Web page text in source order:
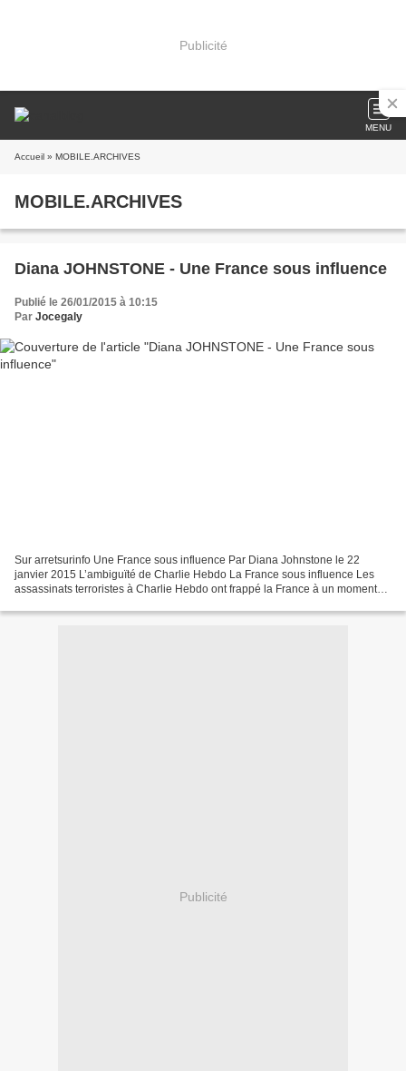
Publicité
MENU
Accueil » MOBILE.ARCHIVES
MOBILE.ARCHIVES
Diana JOHNSTONE - Une France sous influence
Publié le 26/01/2015 à 10:15
Par Jocegaly
Sur arretsurinfo Une France sous influence Par Diana Johnstone le 22
janvier 2015 L’ambiguïté de Charlie Hebdo La France sous influence Les
assassinats terroristes à Charlie Hebdo ont frappé la France à un moment
Publicité